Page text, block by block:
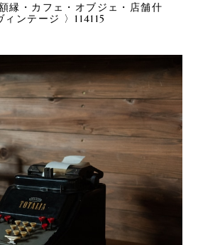
縁・カフェ・オブジェ・店舗什
ンテージ 〉114115